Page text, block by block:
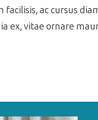
ac cursus
ex, vitae ornare